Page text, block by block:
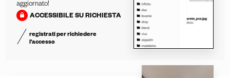
aggiornato!
ACCESSIBILE SU RICHIESTA
registrati per richiedere
l'accesso